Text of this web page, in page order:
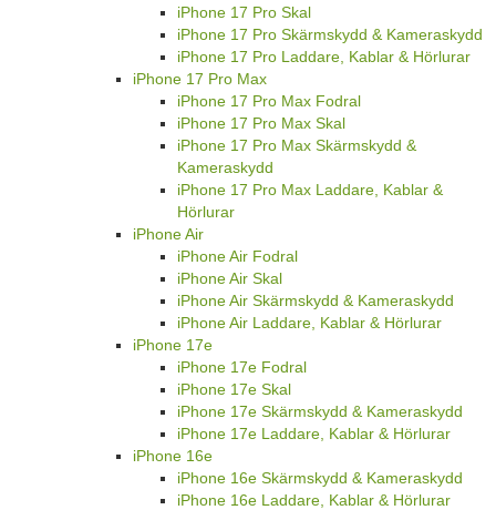
iPhone 17 Pro Skal
iPhone 17 Pro Skärmskydd & Kameraskydd
iPhone 17 Pro Laddare, Kablar & Hörlurar
iPhone 17 Pro Max
iPhone 17 Pro Max Fodral
iPhone 17 Pro Max Skal
iPhone 17 Pro Max Skärmskydd &
Kameraskydd
iPhone 17 Pro Max Laddare, Kablar &
Hörlurar
iPhone Air
iPhone Air Fodral
iPhone Air Skal
iPhone Air Skärmskydd & Kameraskydd
iPhone Air Laddare, Kablar & Hörlurar
iPhone 17e
iPhone 17e Fodral
iPhone 17e Skal
iPhone 17e Skärmskydd & Kameraskydd
iPhone 17e Laddare, Kablar & Hörlurar
iPhone 16e
iPhone 16e Skärmskydd & Kameraskydd
iPhone 16e Laddare, Kablar & Hörlurar